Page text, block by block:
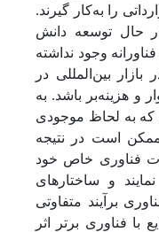
را به‌کار گیرند.
حال توسعه دانش
وجود نداشته
بین‌المللی در
و هزینه‌بر باشد. به
که به لحاظ موجودی
ممکن است در نتیجه
فناوری خاص خود
و ساختارهای
برآیند متفاوتی
فناوری برتر اثر